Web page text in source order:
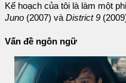
Kế hoạch của tôi là làm một
Juno (2007) và District 9
Vấn đề ngôn ngữ